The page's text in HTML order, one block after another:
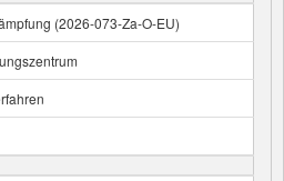
(2026-073-Za-O-EU)